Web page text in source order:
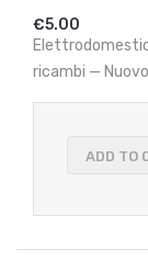
€5.00
ricambi — Nuovo
ADD TO